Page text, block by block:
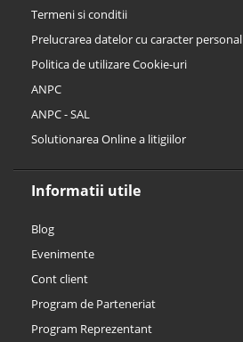
Termeni si conditii
Prelucrarea datelor cu caracter personal
Politica de utilizare Cookie-uri
ANPC
ANPC - SAL
Solutionarea Online a litigiilor
Informatii utile
Blog
Evenimente
Cont client
Program de Parteneriat
Program Reprezentant